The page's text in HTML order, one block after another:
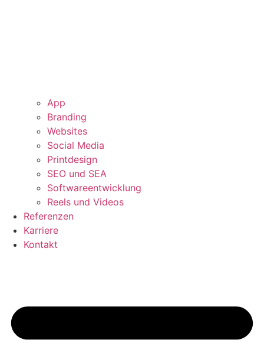
App
Branding
Websites
Social Media
Printdesign
SEO und SEA
Softwareentwicklung
Reels und Videos
Referenzen
Karriere
Kontakt